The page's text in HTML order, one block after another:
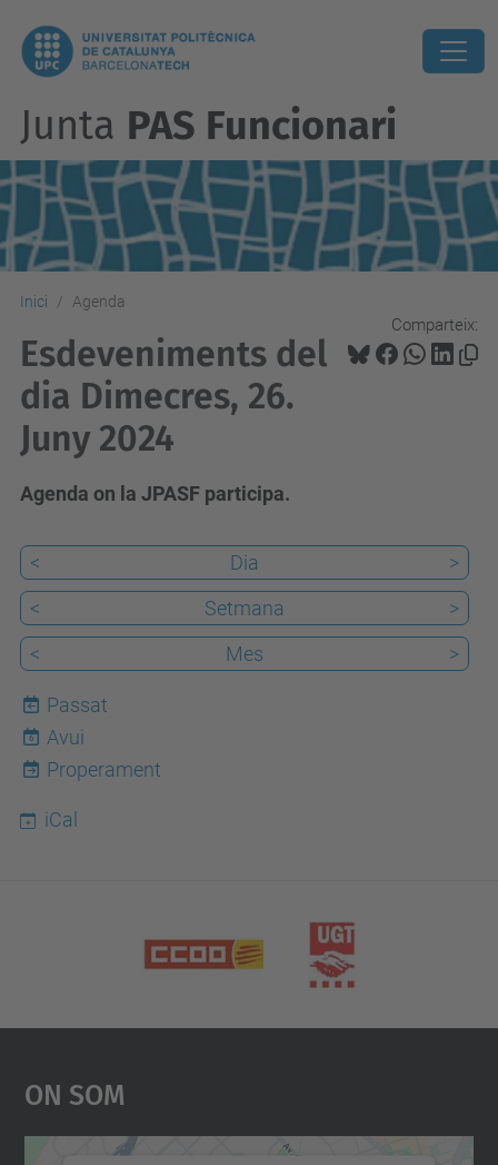
Junta PAS Funcionari
Inici Agenda
Comparteix:
Esdeveniments del
dia Dimecres, 26.
Juny 2024
Agenda on la JPASF participa.
< Dia
>
<
Setmana
>
<
Mes >
Passat
6
Avui
Properament
iCal
On Som